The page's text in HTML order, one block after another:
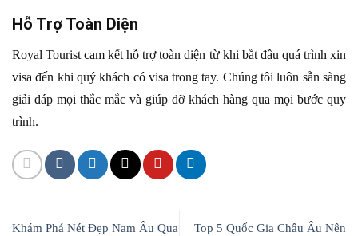
Hỗ Trợ Toàn Diện
Royal Tourist cam kết hỗ trợ toàn diện từ khi bắt đầu quá trình xin
visa đến khi quý khách có visa trong tay. Chúng tôi luôn sẵn sàng
giải đáp mọi thắc mắc và giúp đỡ khách hàng qua mọi bước quy
trình.
Khám Phá Nét Đẹp Nam Âu Qua
Top 5 Quốc Gia Châu Âu Nên